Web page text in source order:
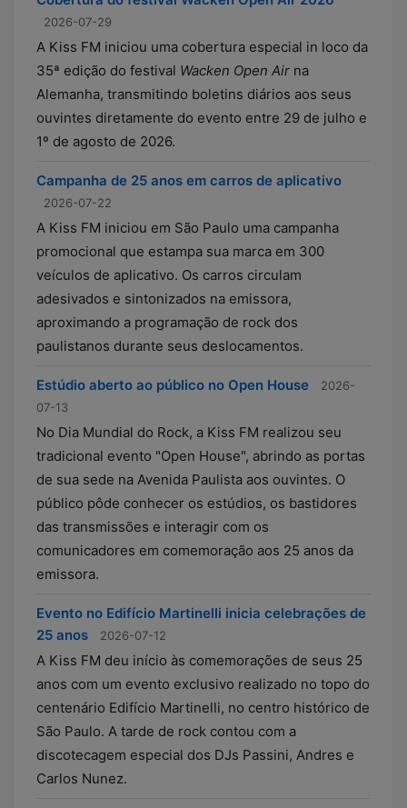
2026-07-29
A Kiss FM iniciou uma cobertura especial in loco da
35ª edição do festival Wacken Open Air na
Alemanha, transmitindo boletins diários aos seus
ouvintes diretamente do evento entre 29 de julho e
1º de agosto de 2026.
Campanha de 25 anos em carros de aplicativo
2026-07-22
A Kiss FM iniciou em São Paulo uma campanha
promocional que estampa sua marca em 300
veículos de aplicativo. Os carros circulam
adesivados e sintonizados na emissora,
aproximando a programação de rock dos
paulistanos durante seus deslocamentos.
Estúdio aberto ao público no Open House
2026-
07-13
No Dia Mundial do Rock, a Kiss FM realizou seu
tradicional evento "Open House", abrindo as portas
de sua sede na Avenida Paulista aos ouvintes. O
público pôde conhecer os estúdios, os bastidores
das transmissões e interagir com os
comunicadores em comemoração aos 25 anos da
emissora.
Evento no Edifício Martinelli inicia celebrações de
25 anos
2026-07-12
A Kiss FM deu início às comemorações de seus 25
anos com um evento exclusivo realizado no topo do
centenário Edifício Martinelli, no centro histórico de
São Paulo. A tarde de rock contou com a
discotecagem especial dos DJs Passini, Andres e
Carlos Nunez.